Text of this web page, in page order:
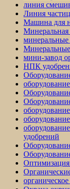
линия
Линия
Машина для
минеральные
мини-завод
НПК
удобрений
Оптимизация